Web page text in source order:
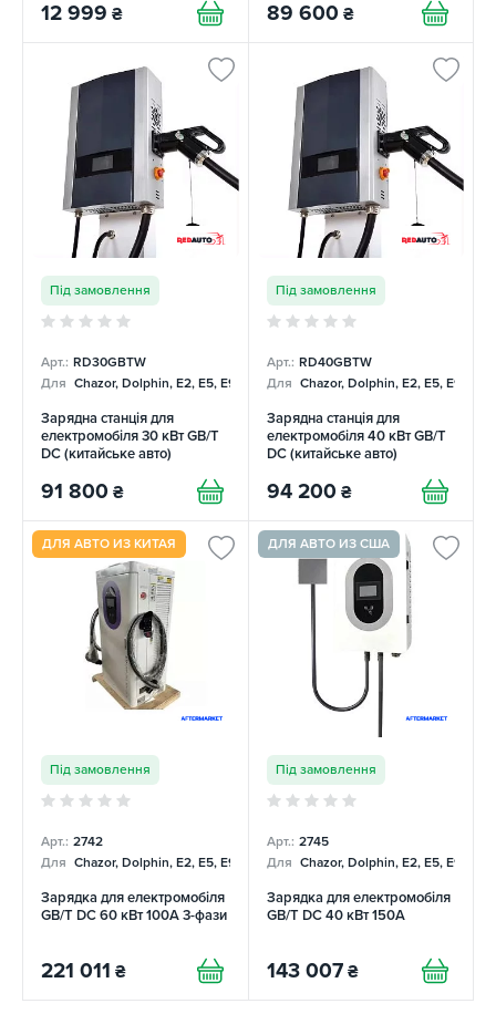
12 999 ₴ 89 600 ₴
Під замовлення
Арт.: RD30GBTW
Для Chazor, Dolphin, E2, E5, E9, Mercedes
Зарядна станція для
електромобіля 30 кВт GB/T
DC (китайське авто)
91 800 ₴
Під замовлення
Арт.: RD40GBTW
Для Chazor, Dolphin, E2, E5, E9,
Зарядна станція для
електромобіля 40 кВт GB/T
DC (китайське авто)
94 200 ₴
ДЛЯ АВТО ИЗ КИТАЯ
Під замовлення
Арт.: 2742
Для Chazor, Dolphin, E2, E5, E9, Mercedes
Зарядка для електромобіля
GB/T DC 60 кВт 100А 3-фази
221 011 ₴
ДЛЯ АВТО ИЗ США
Під замовлення
Арт.: 2745
Для Chazor, Dolphin, E2, E5, E9,
Зарядка для електромобіля
GB/T DC 40 кВт 150А
143 007 ₴